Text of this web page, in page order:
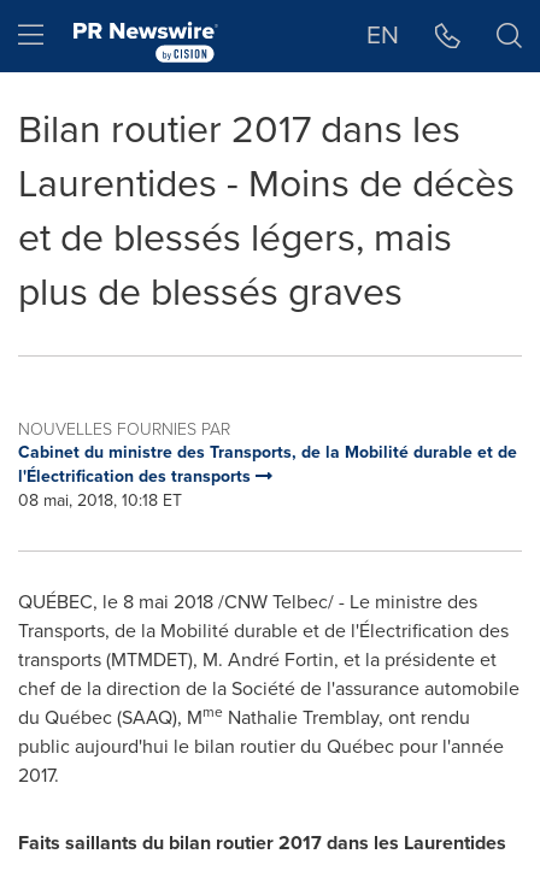
Hamburger menu EN
Bilan routier 2017 dans les
Laurentides - Moins de décès
et de blessés légers, mais
plus de blessés graves
NOUVELLES FOURNIES PAR
Cabinet du ministre des Transports, de la Mobilité durable et de
l'Électrification des transports
08 mai, 2018, 10:18 ET
QUÉBEC, le 8 mai 2018 /CNW Telbec/ - Le ministre des
Transports, de la Mobilité durable et de l'Électrification des
transports (MTMDET), M. André Fortin, et la présidente et
chef de la direction de la Société de l'assurance automobile
du Québec (SAAQ), Mme Nathalie Tremblay, ont rendu
public aujourd'hui le bilan routier du Québec pour l'année
2017.
Faits saillants du bilan routier 2017 dans les Laurentides